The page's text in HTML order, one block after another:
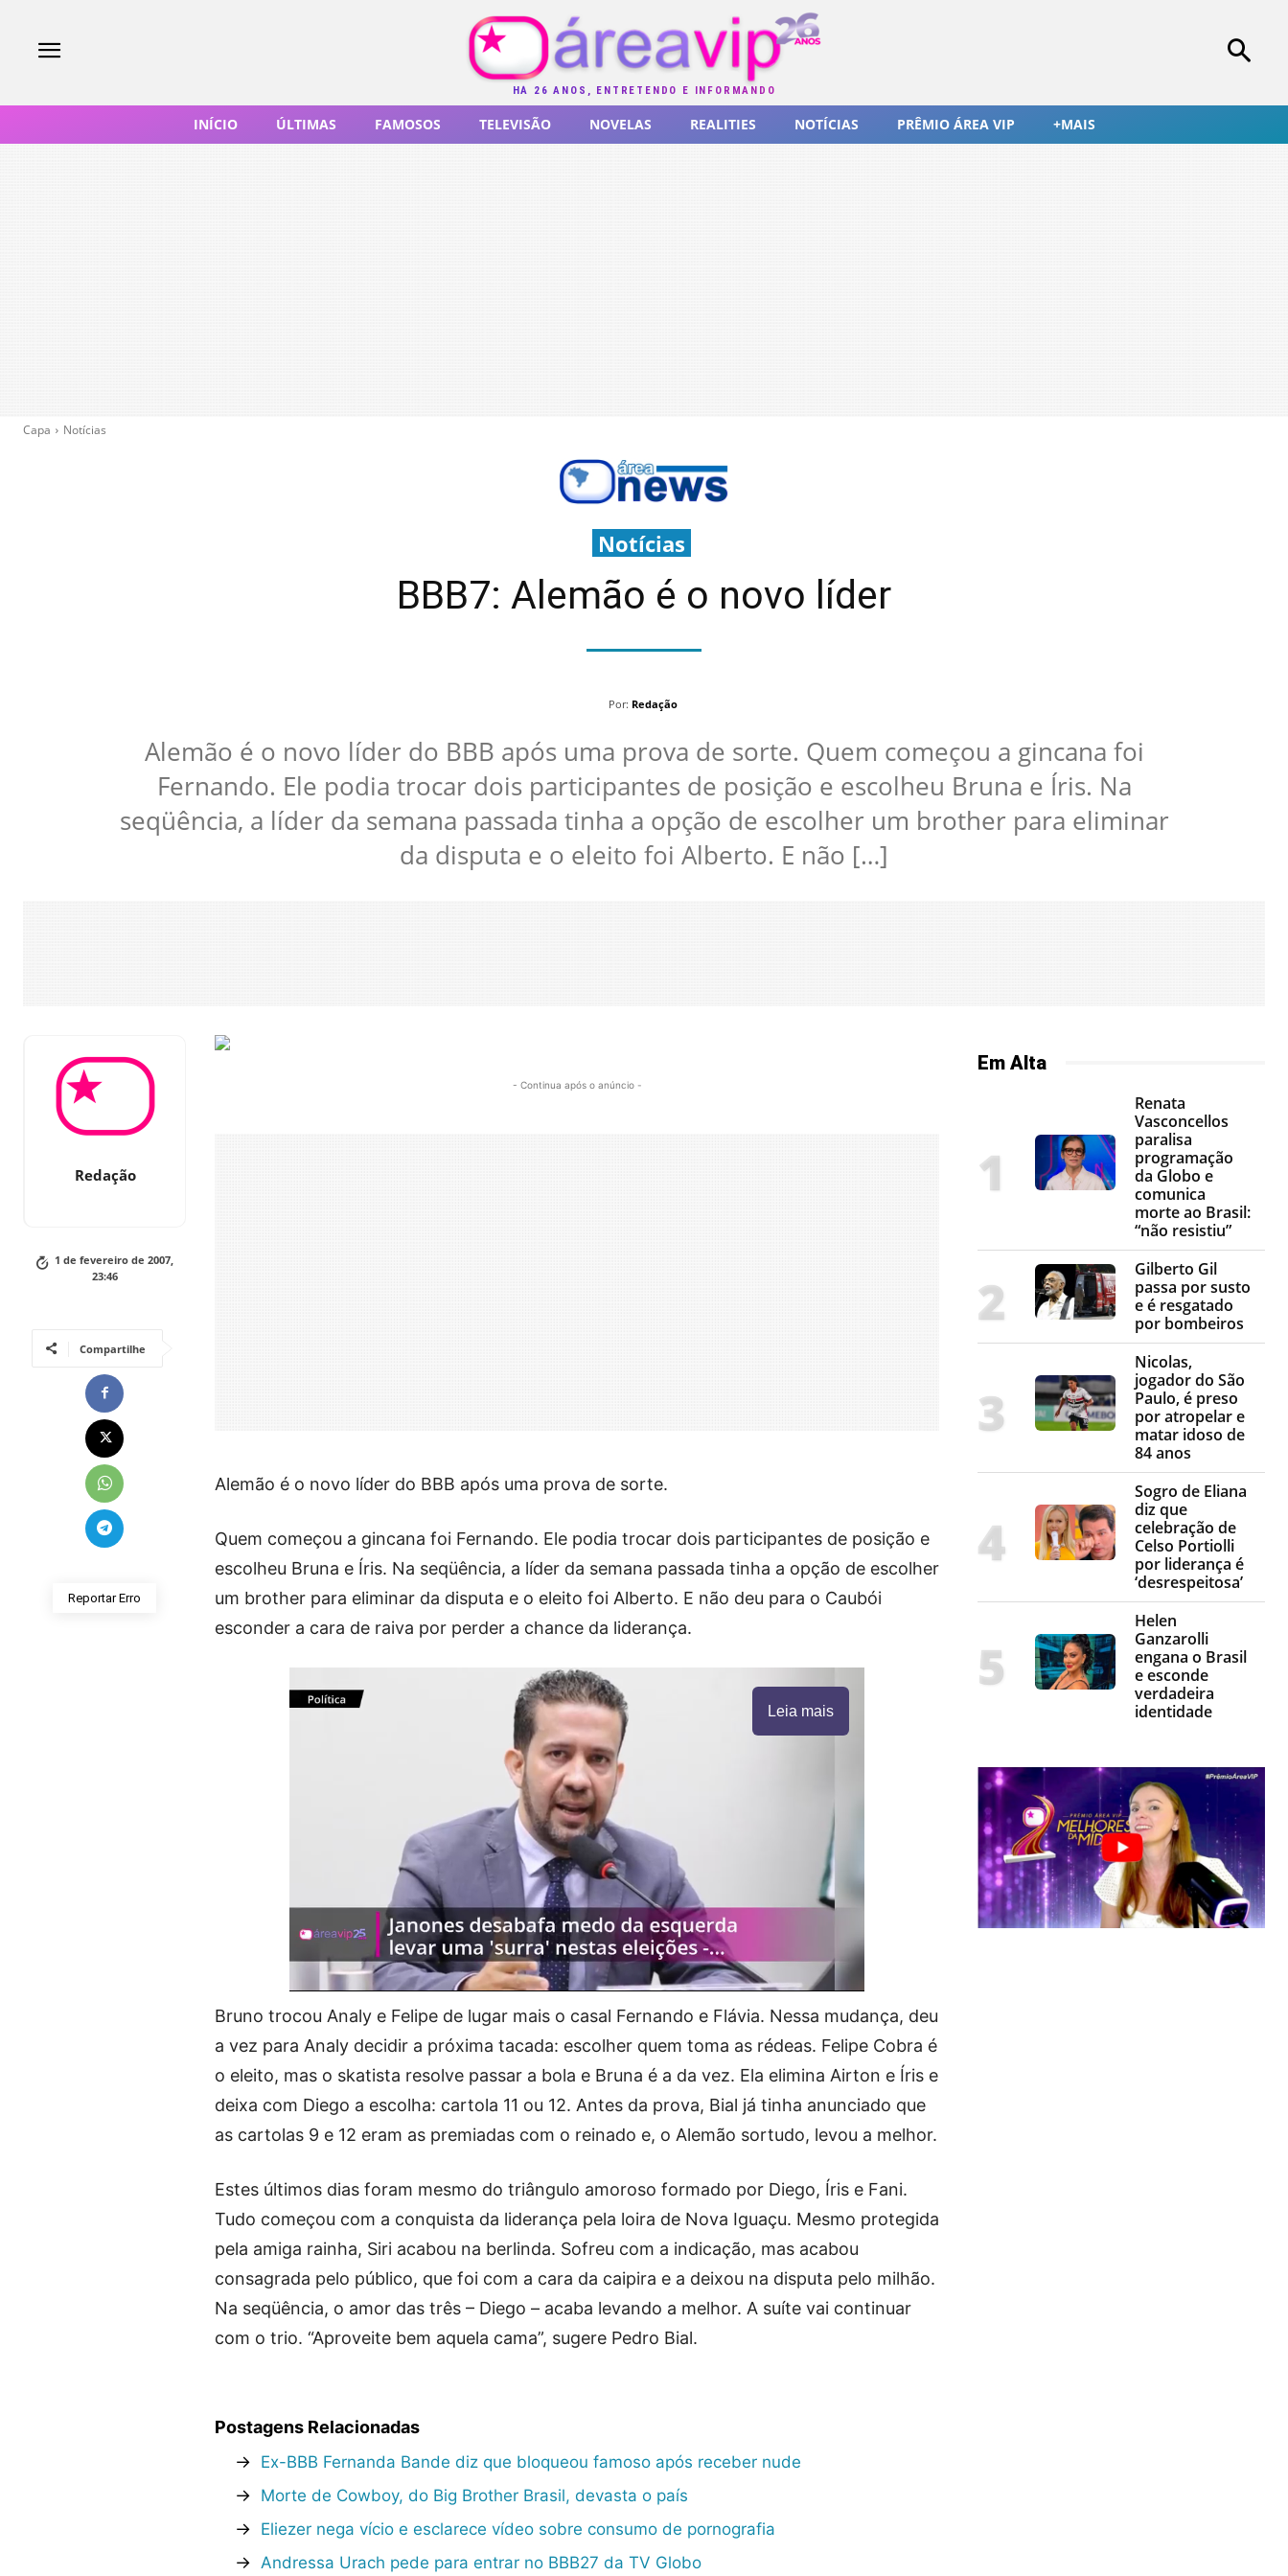
HÁ 26 ANOS, ENTRETENDO E INFORMANDO
INÍCIO ÚLTIMAS FAMOSOS TELEVISÃO NOVELAS REALITIES NOTÍCIAS PRÊMIO ÁREA VIP +MAIS
Capa Notícias
Notícias
BBB7: Alemão é o novo líder
Por: Redação
Alemão é o novo líder do BBB após uma prova de sorte. Quem começou a gincana foi
Fernando. Ele podia trocar dois participantes de posição e escolheu Bruna e Íris. Na
seqüência, a líder da semana passada tinha a opção de escolher um brother para eliminar
da disputa e o eleito foi Alberto. E não […]
Redação
1 de fevereiro de 2007,
23:46
Compartilhe
Reportar Erro
- Continua após o anúncio -
Alemão é o novo líder do BBB após uma prova de sorte.
Quem começou a gincana foi Fernando. Ele podia trocar dois participantes de posição e
escolheu Bruna e Íris. Na seqüência, a líder da semana passada tinha a opção de escolher
um brother para eliminar da disputa e o eleito foi Alberto. E não deu para o Caubói
esconder a cara de raiva por perder a chance da liderança.
Leia mais
Bruno trocou Analy e Felipe de lugar mais o casal Fernando e Flávia. Nessa mudança, deu
a vez para Analy decidir a próxima tacada: escolher quem toma as rédeas. Felipe Cobra é
o eleito, mas o skatista resolve passar a bola e Bruna é a da vez. Ela elimina Airton e Íris e
deixa com Diego a escolha: cartola 11 ou 12. Antes da prova, Bial já tinha anunciado que
as cartolas 9 e 12 eram as premiadas com o reinado e, o Alemão sortudo, levou a melhor.
Estes últimos dias foram mesmo do triângulo amoroso formado por Diego, Íris e Fani.
Tudo começou com a conquista da liderança pela loira de Nova Iguaçu. Mesmo protegida
pela amiga rainha, Siri acabou na berlinda. Sofreu com a indicação, mas acabou
consagrada pelo público, que foi com a cara da caipira e a deixou na disputa pelo milhão.
Na seqüência, o amor das três – Diego – acaba levando a melhor. A suíte vai continuar
com o trio. “Aproveite bem aquela cama”, sugere Pedro Bial.
Postagens Relacionadas
→ Ex-BBB Fernanda Bande diz que bloqueou famoso após receber nude
→ Morte de Cowboy, do Big Brother Brasil, devasta o país
→ Eliezer nega vício e esclarece vídeo sobre consumo de pornografia
→ Andressa Urach pede para entrar no BBB27 da TV Globo
Em Alta
Renata
Vasconcellos
paralisa
programação
da Globo e
comunica
morte ao Brasil:
“não resistiu”
Gilberto Gil
passa por susto
e é resgatado
por bombeiros
Nicolas,
jogador do São
Paulo, é preso
por atropelar e
matar idoso de
84 anos
Sogro de Eliana
diz que
celebração de
Celso Portiolli
por liderança é
‘desrespeitosa’
Helen
Ganzarolli
engana o Brasil
e esconde
verdadeira
identidade